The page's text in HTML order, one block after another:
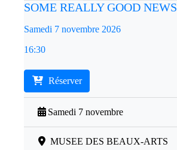
SOME REALLY GOOD NEWS
Samedi 7 novembre 2026
16:30
Réserver
Samedi 7 novembre
MUSEE DES BEAUX-ARTS